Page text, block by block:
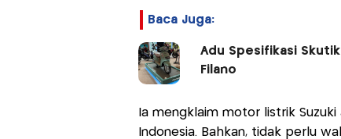
Baca Juga:
Adu Spesifikasi Skutik
Filano
Ia mengklaim motor listrik
Indonesia. Bahkan, tidak perlu